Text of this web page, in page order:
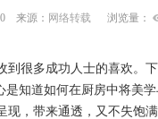
来源： 网络转载 浏览量：
到很多成功人士的喜欢。
是知道如何在厨房中将美
现，带来通透，又不失饱